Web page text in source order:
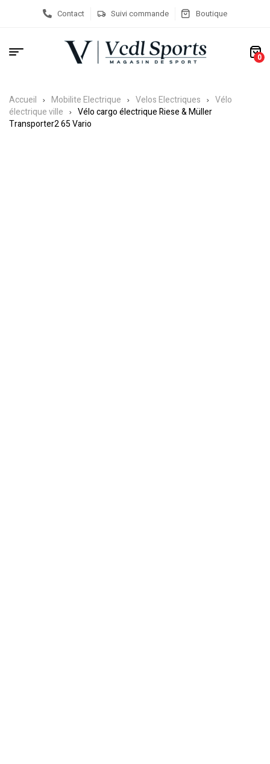
Contact Suivi commande Boutique
0
Accueil Mobilite Electrique Velos Electriques
Vélo
électrique ville
Vélo cargo électrique Riese & Müller
Transporter2 65 Vario